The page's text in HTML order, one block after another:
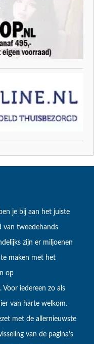
je bij aan het juiste
van tweedehands
zijn er miljoenen
maken met het
op
Voor iedereen zo als
van harte welkom.
met de allernieuwste
van de pagina's